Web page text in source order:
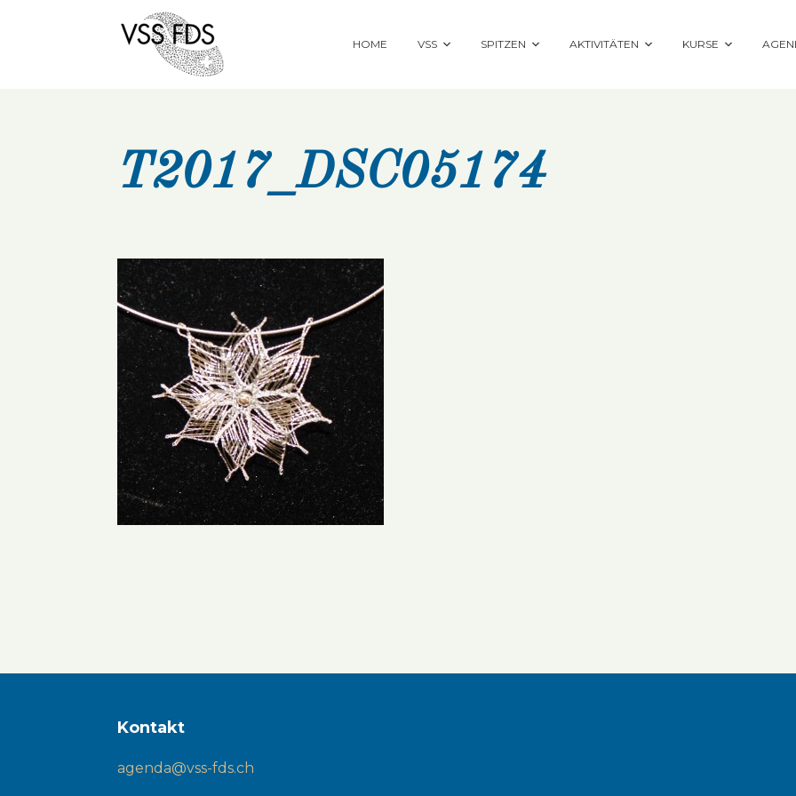
HOME VSS SPITZEN AKTIVITÄTEN KURSE
T2017_DSC05174
Kontakt
agenda@vss-fds.ch